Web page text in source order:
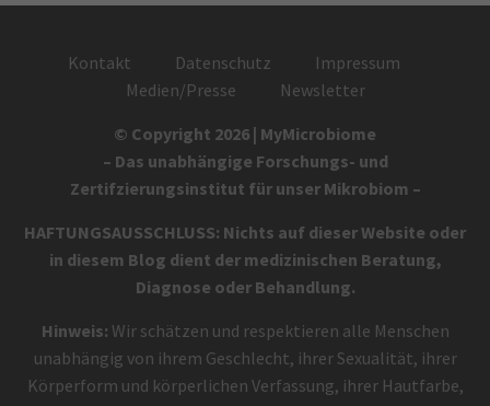
Kontakt Datenschutz
Impressum
Medien/Presse
Newsletter
© Copyright 2026 | MyMicrobiome
– Das unabhängige Forschungs- und
Zertifzierungsinstitut für unser Mikrobiom –
HAFTUNGSAUSSCHLUSS: Nichts auf dieser Website oder
in diesem Blog dient der medizinischen Beratung,
Diagnose oder Behandlung.
Hinweis: Wir schätzen und respektieren alle Menschen
unabhängig von ihrem Geschlecht, ihrer Sexualität, ihrer
Körperform und körperlichen Verfassung, ihrer Hautfarbe,